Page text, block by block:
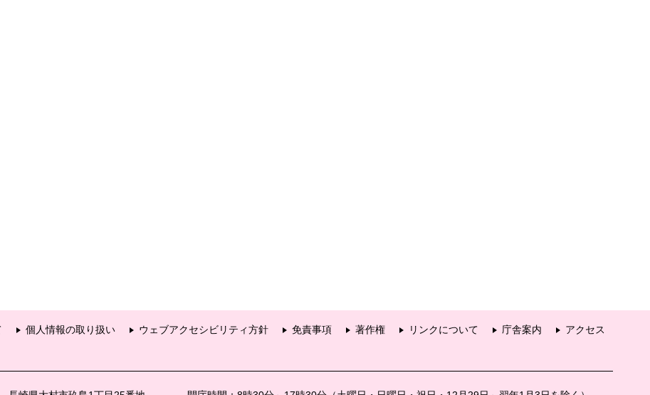
個人情報の取り扱い ウェブアクセシビリティ方針 免責事項 著作権 リンクについて 庁舎案内
アクセス